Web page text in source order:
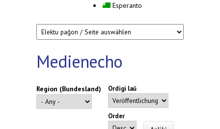
Esperanto
Medienecho
Region (Bundesland) Ordigi laŭ
Order